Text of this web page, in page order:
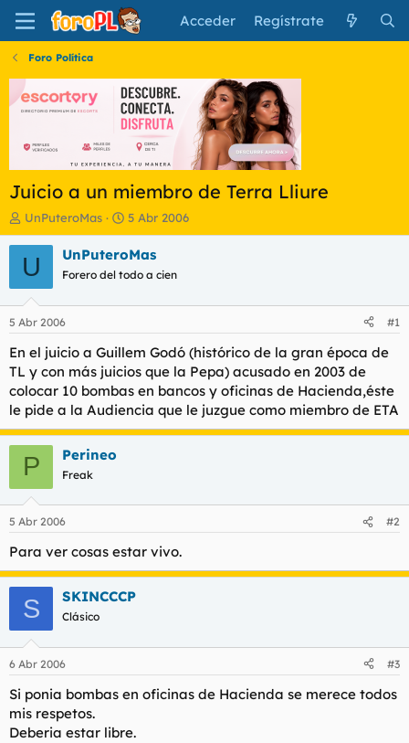
Acceder Regístrate
Foro Política
Juicio a un miembro de Terra Lliure
I
n
i
a
d
o
r
e
l
t
e
m
a
UnPuteroMas
F
e
c
a
i
n
c
i
o
5 Abr 2006
U UnPuteroMas
Forero del todo a cien
5 Abr 2006 #1
En el juicio a Guillem Godó (histórico de la gran época de
TL y con más juicios que la Pepa) acusado en 2003 de
colocar 10 bombas en bancos y oficinas de Hacienda,éste
le pide a la Audiencia que le juzgue como miembro de ETA
P Perineo
Freak
5 Abr 2006 #2
Para ver cosas estar vivo.
S SKINCCCP
Clásico
6 Abr 2006 #3
Si ponia bombas en oficinas de Hacienda se merece todos
mis respetos.
Deberia estar libre.